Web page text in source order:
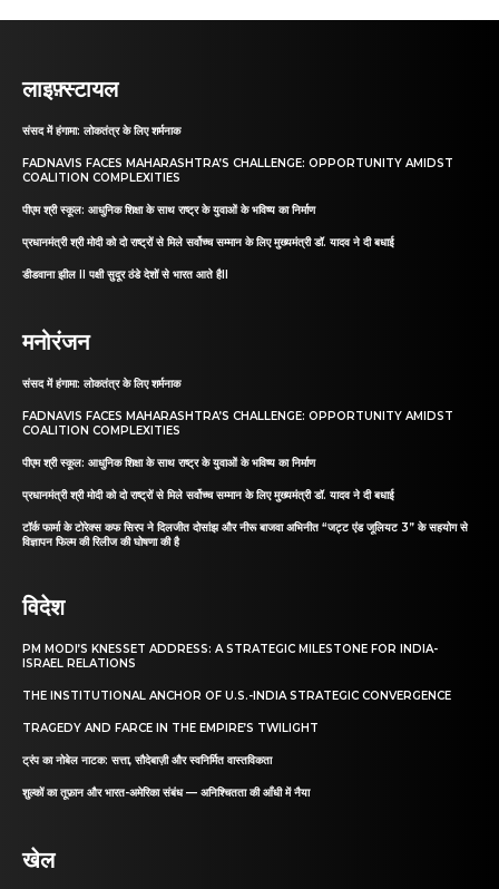
लाइफ़्स्टायल
संसद में हंगामा: लोकतंत्र के लिए शर्मनाक
FADNAVIS FACES MAHARASHTRA’S CHALLENGE: OPPORTUNITY AMIDST
COALITION COMPLEXITIES
पीएम श्री स्कूल: आधुनिक शिक्षा के साथ राष्ट्र के युवाओं के भविष्य का निर्माण
प्रधानमंत्री श्री मोदी को दो राष्ट्रों से मिले सर्वोच्च सम्मान के लिए मुख्यमंत्री डॉ. यादव ने दी बधाई
डीडवाना झील II पक्षी सुदूर ठंडे देशों से भारत आते हैII
मनोरंजन
संसद में हंगामा: लोकतंत्र के लिए शर्मनाक
FADNAVIS FACES MAHARASHTRA’S CHALLENGE: OPPORTUNITY AMIDST
COALITION COMPLEXITIES
पीएम श्री स्कूल: आधुनिक शिक्षा के साथ राष्ट्र के युवाओं के भविष्य का निर्माण
प्रधानमंत्री श्री मोदी को दो राष्ट्रों से मिले सर्वोच्च सम्मान के लिए मुख्यमंत्री डॉ. यादव ने दी बधाई
टॉर्क फार्मा के टोरेक्स कफ सिरप ने दिलजीत दोसांझ और नीरू बाजवा अभिनीत “जट्ट एंड जूलियट 3” के सहयोग से
विज्ञापन फिल्म की रिलीज की घोषणा की है
विदेश
PM MODI’S KNESSET ADDRESS: A STRATEGIC MILESTONE FOR INDIA-
ISRAEL RELATIONS
THE INSTITUTIONAL ANCHOR OF U.S.-INDIA STRATEGIC CONVERGENCE
TRAGEDY AND FARCE IN THE EMPIRE’S TWILIGHT
ट्रंप का नोबेल नाटक: सत्ता, सौदेबाज़ी और स्वनिर्मित वास्तविकता
शुल्कों का तूफ़ान और भारत-अमेरिका संबंध — अनिश्चितता की आँधी में नैया
खेल